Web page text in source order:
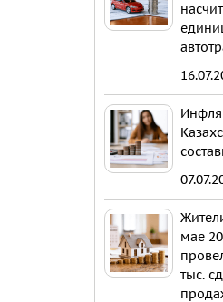
мае
тыс.